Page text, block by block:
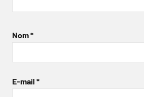
Nom*
E-mail *